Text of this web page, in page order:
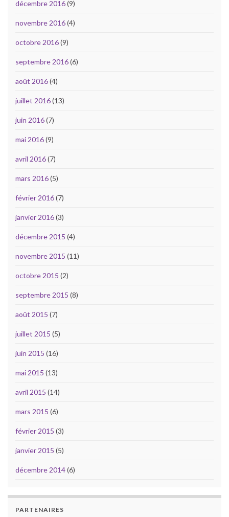
décembre 2016(9)
novembre 2016(4)
octobre 2016(9)
septembre 2016(6)
août 2016(4)
juillet 2016(13)
juin 2016(7)
mai 2016(9)
avril 2016(7)
mars 2016(5)
février 2016(7)
janvier 2016(3)
décembre 2015 (4)
novembre 2015 (11)
octobre 2015 (2)
septembre 2015 (8)
août 2015 (7)
juillet 2015 (5)
juin 2015 (16)
mai 2015 (13)
avril 2015 (14)
mars 2015 (6)
février 2015 (3)
janvier 2015 (5)
décembre 2014(6)
PARTENAIRES